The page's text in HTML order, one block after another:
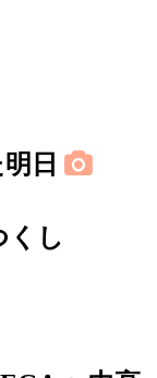
日
くし